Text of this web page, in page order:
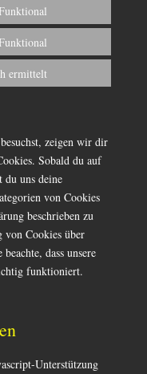
service
service
service
themes)
ermittelt
sonstiges
zeigen wir dir
Sobald du auf
du uns deine
von Cookies
beschrieben zu
von Cookies über
dass unsere
funktioniert.
Unterstützung